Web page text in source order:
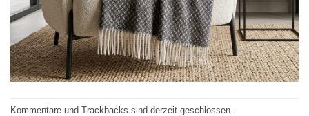
Kommentare und Trackbacks sind derzeit geschlossen.